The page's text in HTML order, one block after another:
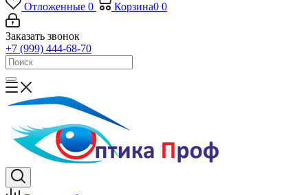
Отложенные 0 Корзина0 0
Заказать звонок
+7 (999) 444-68-70